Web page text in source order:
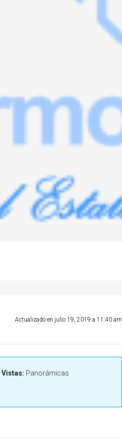
Actualizado en julio 19, 2019 a 11:40 am
Vistas: Panorámicas